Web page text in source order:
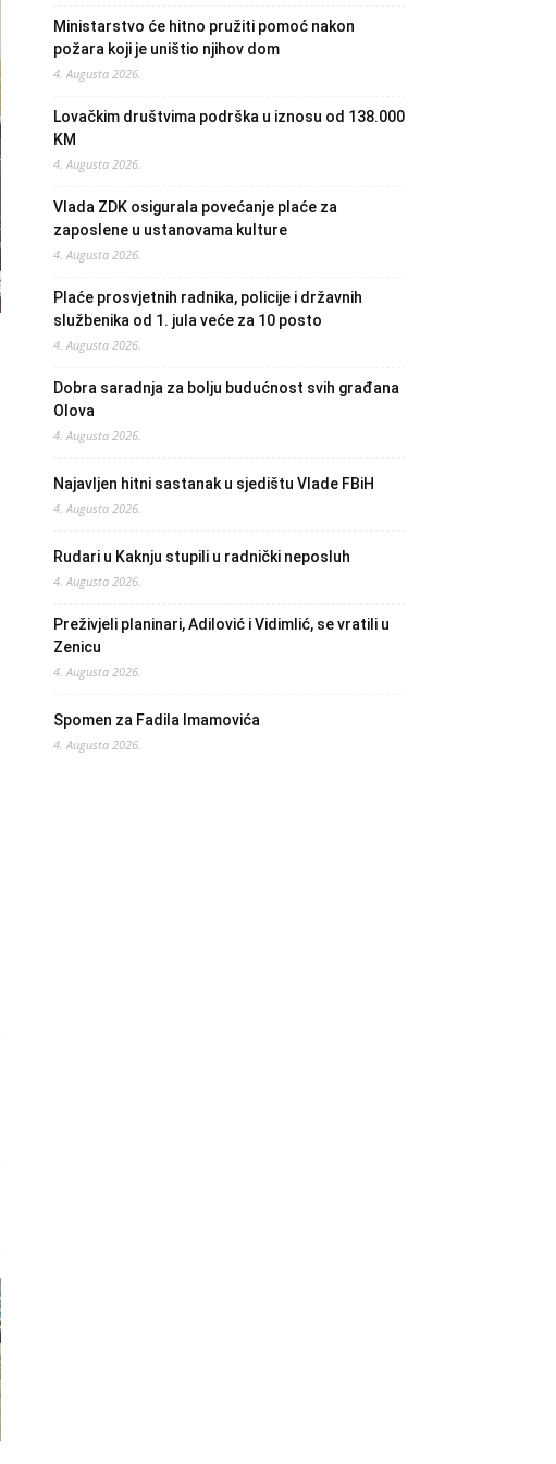
Ministarstvo će hitno pružiti pomoć nakon
požara koji je uništio njihov dom
4. Augusta 2026.
Lovačkim društvima podrška u iznosu od 138.000
KM
4. Augusta 2026.
Vlada ZDK osigurala povećanje plaće za
zaposlene u ustanovama kulture
4. Augusta 2026.
Plaće prosvjetnih radnika, policije i državnih
službenika od 1. jula veće za 10 posto
4. Augusta 2026.
Dobra saradnja za bolju budućnost svih građana
Olova
4. Augusta 2026.
Najavljen hitni sastanak u sjedištu Vlade FBiH
4. Augusta 2026.
Rudari u Kaknju stupili u radnički neposluh
4. Augusta 2026.
Preživjeli planinari, Adilović i Vidimlić, se vratili u
Zenicu
4. Augusta 2026.
Spomen za Fadila Imamovića
4. Augusta 2026.